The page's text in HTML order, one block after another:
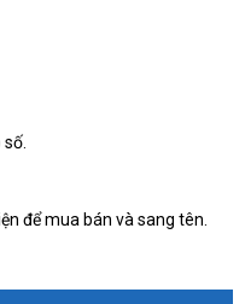
để mua bán và sang tên.